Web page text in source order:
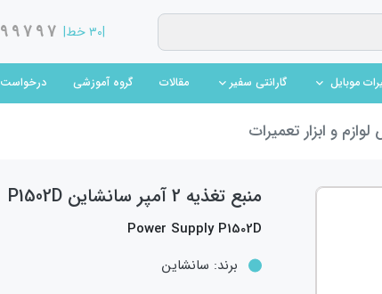
|۳۰ خط|
موبایل (current) گارانتی سفیر(current) مقالات گروه آموزشی
و ابزار تعمیرات
منبع تغذیه 2 آمپر سانشاین P1502D
Power Supply P1502D
برند: سانشاین